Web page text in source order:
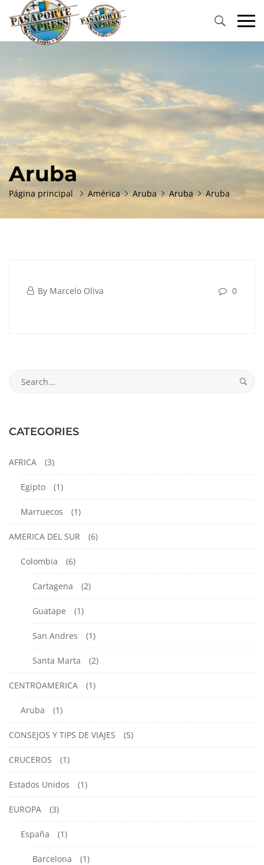
Menu
Aruba
Página principal América Aruba Aruba Aruba
abril
By Marcelo Oliva 0
28T17:10:04-
CATEGORIES
AFRICA (3)
Egipto (1)
Marruecos (1)
AMERICA DEL SUR (6)
Colombia (6)
Cartagena (2)
Guatape (1)
San Andres (1)
Santa Marta (2)
CENTROAMERICA (1)
Aruba (1)
CONSEJOS Y TIPS DE VIAJES (5)
CRUCEROS (1)
Estados Unidos (1)
EUROPA (3)
España (1)
Barcelona (1)